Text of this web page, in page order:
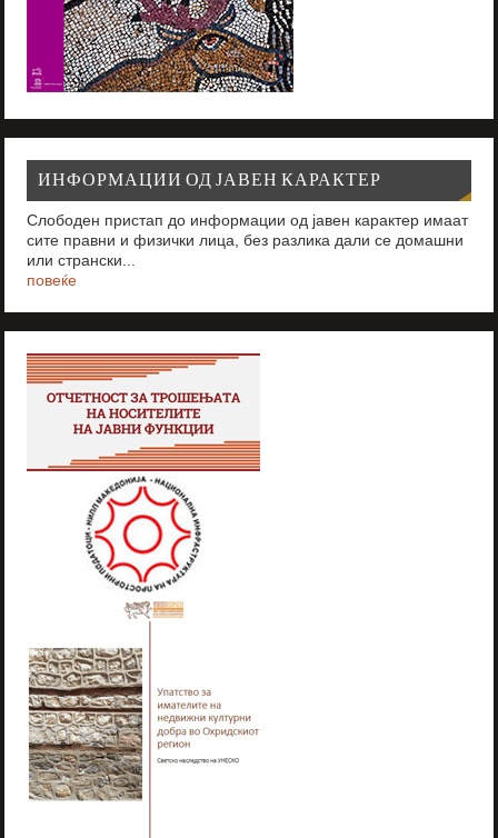
ИНФОРМАЦИИ ОД ЈАВЕН КАРАКТЕР
Слободен пристап до информации од јавен карактер имаат
сите правни и физички лица, без разлика дали се домашни
или странски...
повеќе